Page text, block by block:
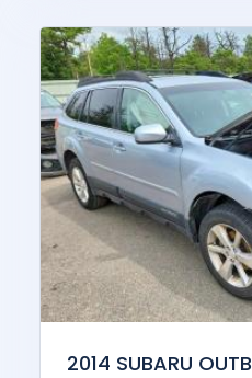
2014 SUBARU